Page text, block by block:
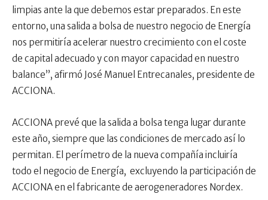
limpias ante la que debemos estar preparados. En este
entorno, una salida a bolsa de nuestro negocio de Energía
nos permitiría acelerar nuestro crecimiento con el coste
de capital adecuado y con mayor capacidad en nuestro
balance”, afirmó José Manuel Entrecanales, presidente de
ACCIONA.
ACCIONA prevé que la salida a bolsa tenga lugar durante
este año, siempre que las condiciones de mercado así lo
permitan. El perímetro de la nueva compañía incluiría
todo el negocio de Energía, excluyendo la participación de
ACCIONA en el fabricante de aerogeneradores Nordex.